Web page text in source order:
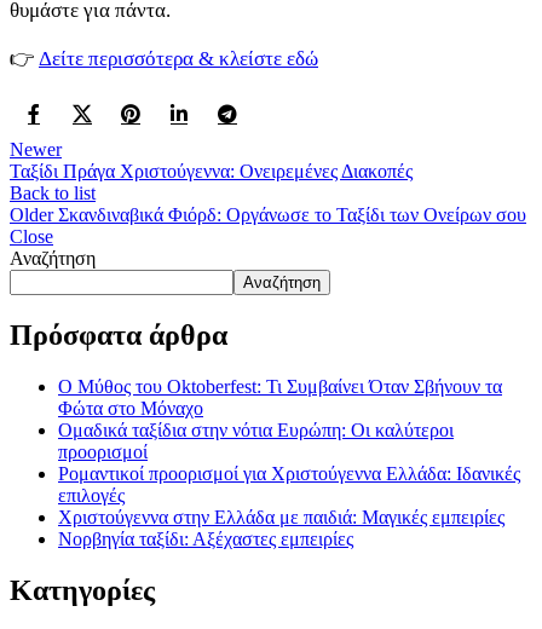
θυμάστε για πάντα.
👉 Δείτε περισσότερα & κλείστε εδώ
Newer
Ταξίδι Πράγα Χριστούγεννα: Ονειρεμένες Διακοπές
Back to list
Older Σκανδιναβικά Φιόρδ: Οργάνωσε το Ταξίδι των Ονείρων σου
Close
Αναζήτηση
Αναζήτηση
Πρόσφατα άρθρα
Ο Μύθος του Oktoberfest: Τι Συμβαίνει Όταν Σβήνουν τα
Φώτα στο Μόναχο
Ομαδικά ταξίδια στην νότια Ευρώπη: Οι καλύτεροι
προορισμοί
Ρομαντικοί προορισμοί για Χριστούγεννα Ελλάδα: Ιδανικές
επιλογές
Χριστούγεννα στην Ελλάδα με παιδιά: Μαγικές εμπειρίες
Νορβηγία ταξίδι: Αξέχαστες εμπειρίες
Kατηγορίες